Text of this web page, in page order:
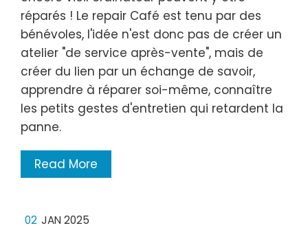
réparés ! Le repair Café est tenu par des
bénévoles, l'idée n'est donc pas de créer un
atelier "de service après-vente", mais de
créer du lien par un échange de savoir,
apprendre à réparer soi-même, connaître
les petits gestes d'entretien qui retardent la
panne.
Read More
02 JAN 2025